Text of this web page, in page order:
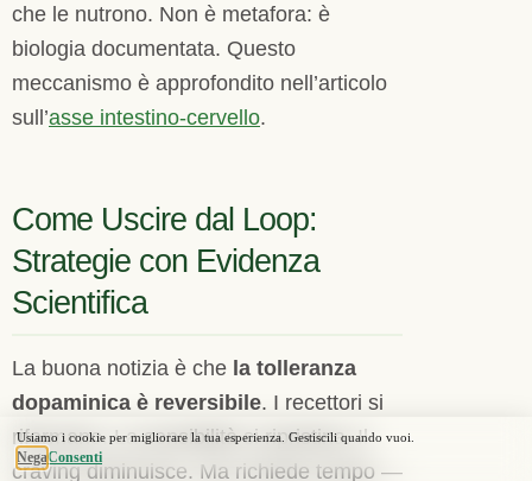
che le nutrono. Non è metafora: è
biologia documentata. Questo
meccanismo è approfondito nell’articolo
sull’asse intestino-cervello.
Come Uscire dal Loop:
Strategie con Evidenza
Scientifica
La buona notizia è che la tolleranza
dopaminica è reversibile. I recettori si
riformano. La sensibilità si ripristina. Il
craving diminuisce. Ma richiede tempo —